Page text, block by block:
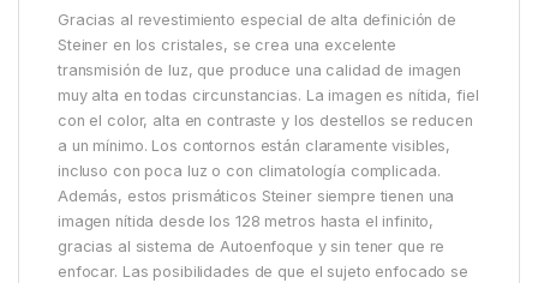
Gracias al revestimiento especial de alta definición de
Steiner en los cristales, se crea una excelente
transmisión de luz, que produce una calidad de imagen
muy alta en todas circunstancias. La imagen es nítida, fiel
con el color, alta en contraste y los destellos se reducen
a un mínimo. Los contornos están claramente visibles,
incluso con poca luz o con climatología complicada.
Además, estos prismáticos Steiner siempre tienen una
imagen nítida desde los 128 metros hasta el infinito,
gracias al sistema de Autoenfoque y sin tener que re
enfocar. Las posibilidades de que el sujeto enfocado se